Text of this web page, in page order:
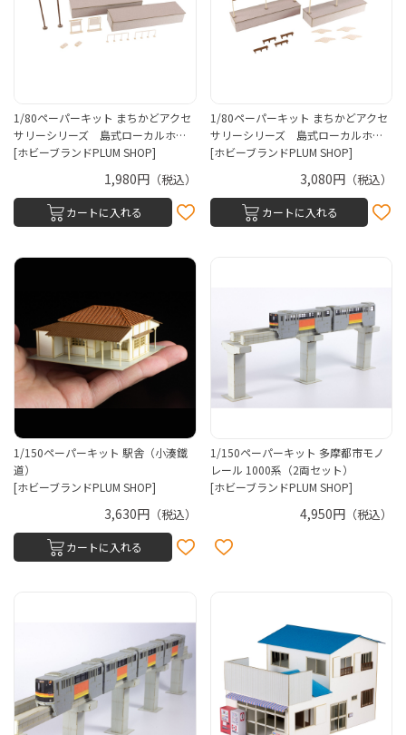
1/80ペーパーキット まちかどアクセ
サリーシリーズ 島式ローカルホ…
[ホビーブランドPLUM SHOP]
1,980円（税込）
カートに入れる
1/80ペーパーキット まちかどアクセ
サリーシリーズ 島式ローカルホ…
[ホビーブランドPLUM SHOP]
3,080円 （税込）
カートに入れる
1/150ペーパーキット 駅舎（小湊鐵
道）
[ホビーブランドPLUM SHOP]
3,630円（税込）
カートに入れる
1/150ペーパーキット 多摩都市モノ
レール 1000系（2両セット）
[ホビーブランドPLUM SHOP]
4,950円 （税込）